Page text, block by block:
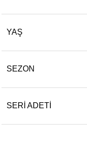
YAŞ
SEZON
SERI ADETI